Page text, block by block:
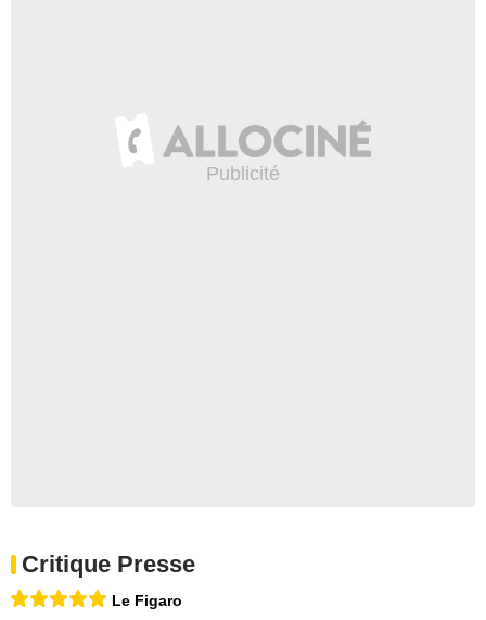
Critique Presse
Le Figaro